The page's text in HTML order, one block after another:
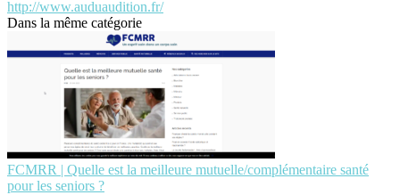
http://www.auduaudition.fr/
Dans la même catégorie
FCMRR | Quelle est la meilleure mutuelle/complémentaire santé
pour les seniors ?